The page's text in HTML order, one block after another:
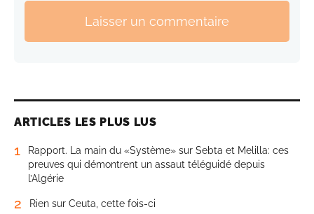
Laisser un commentaire
ARTICLES LES PLUS LUS
1
Rapport. La main du «Système» sur Sebta et Melilla: ces
preuves qui démontrent un assaut téléguidé depuis
l’Algérie
2 Rien sur Ceuta, cette fois-ci